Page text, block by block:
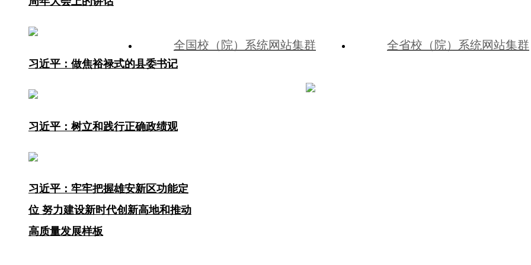
习近平：做焦裕禄式的县委书记
习近平：树立和践行正确政绩观
习近平：牢牢把握雄安新区功能定
位 努力建设新时代创新高地和推动
高质量发展样板
全国校（院）系统网站集群 全省校（院）系统网站集群